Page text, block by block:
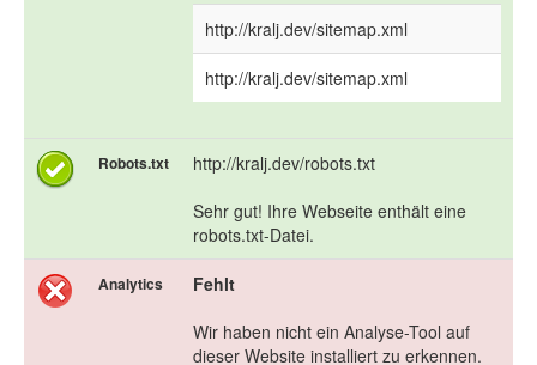
http://kralj.dev/sitemap.xml
http://kralj.dev/sitemap.xml
Robots.txt
http://kralj.dev/robots.txt
Sehr gut! Ihre Webseite enthält eine
robots.txt-Datei.
Analytics
Fehlt
Wir haben nicht ein Analyse-Tool auf
dieser Website installiert zu erkennen.